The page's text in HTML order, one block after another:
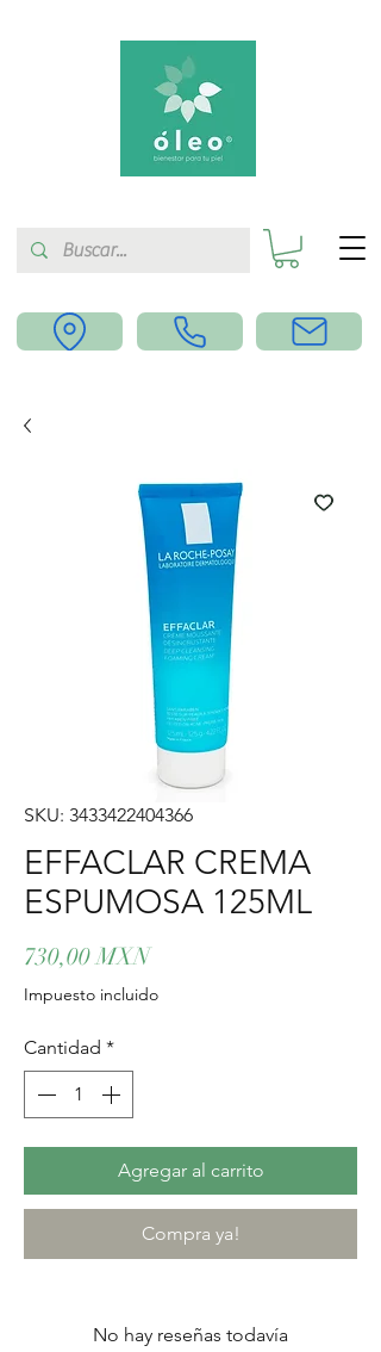
SKU: 3433422404366
EFFACLAR CREMA
ESPUMOSA 125ML
730,00 MXNPrecio
Impuesto incluido
Cantidad *
Agregar al carrito
Compra ya!
No hay reseñas todavía